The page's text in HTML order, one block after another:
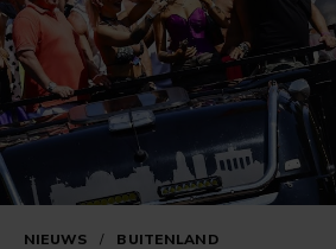
NIEUWS / BUITENLAND